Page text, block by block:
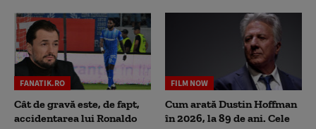
FANATIK.RO
Cât de gravă este, de fapt,
accidentarea lui Ronaldo
FILM NOW
Cum arată Dustin Hoffman
în 2026, la 89 de ani. Cele